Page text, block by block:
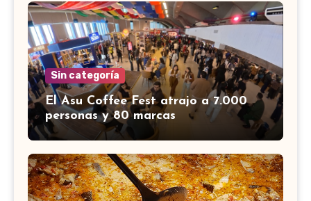
Sin categoría
El Asu Coffee Fest atrajo a 7.000
personas y 80 marcas